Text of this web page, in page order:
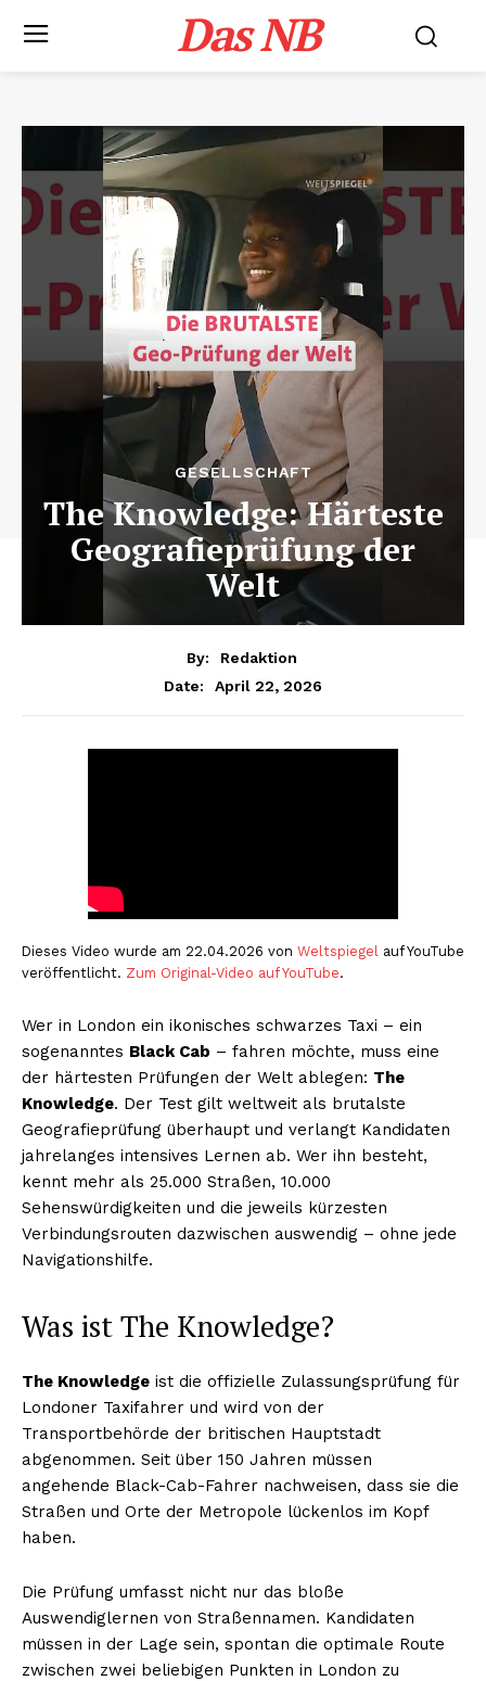
Das NB
GESELLSCHAFT
The Knowledge: Härteste
Geografieprüfung der
Welt
By:
Redaktion
Date:
April 22, 2026
Dieses Video wurde am 22.04.2026 von Weltspiegel auf YouTube
veröffentlicht. Zum Original-Video auf YouTube.
Wer in London ein ikonisches schwarzes Taxi – ein
sogenanntes Black Cab – fahren möchte, muss eine
der härtesten Prüfungen der Welt ablegen: The
Knowledge. Der Test gilt weltweit als brutalste
Geografieprüfung überhaupt und verlangt Kandidaten
jahrelanges intensives Lernen ab. Wer ihn besteht,
kennt mehr als 25.000 Straßen, 10.000
Sehenswürdigkeiten und die jeweils kürzesten
Verbindungsrouten dazwischen auswendig – ohne jede
Navigationshilfe.
Was ist The Knowledge?
The Knowledge ist die offizielle Zulassungsprüfung für
Londoner Taxifahrer und wird von der
Transportbehörde der britischen Hauptstadt
abgenommen. Seit über 150 Jahren müssen
angehende Black-Cab-Fahrer nachweisen, dass sie die
Straßen und Orte der Metropole lückenlos im Kopf
haben.
Die Prüfung umfasst nicht nur das bloße
Auswendiglernen von Straßennamen. Kandidaten
müssen in der Lage sein, spontan die optimale Route
zwischen zwei beliebigen Punkten in London zu